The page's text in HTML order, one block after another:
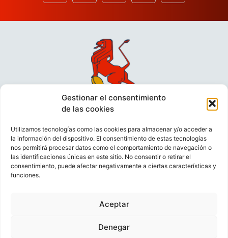
Gestionar el consentimiento
de las cookies
Utilizamos tecnologías como las cookies para almacenar y/o acceder a
la información del dispositivo. El consentimiento de estas tecnologías
nos permitirá procesar datos como el comportamiento de navegación o
las identificaciones únicas en este sitio. No consentir o retirar el
consentimiento, puede afectar negativamente a ciertas características y
funciones.
Aceptar
Denegar
VIDEOCONFERENCIAS
POLÍTICA DE PRIVACIDAD
CONTACTO